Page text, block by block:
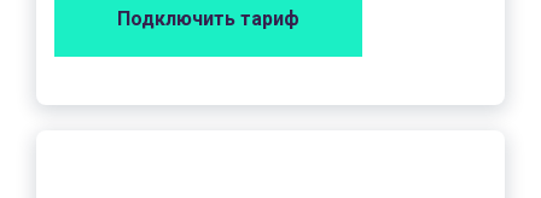
Подключить тариф